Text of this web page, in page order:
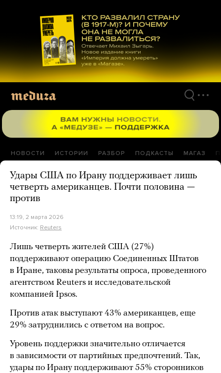
материалам
НОВОСТИ ИСТОРИИ РАЗБОР ПОДКАСТЫ МАГАЗ
Удары США по Ирану поддерживает лишь
четверть американцев. Почти половина —
против
13:19, 2 марта 2026
Источник: Reuters
Лишь четверть жителей США (27%)
поддерживают операцию Соединенных Штатов
в Иране, таковы результаты опроса, проведенного
агентством Reuters и исследовательской
компанией Ipsos.
Против атак выступают 43% американцев, еще
29% затруднились с ответом на вопрос.
Уровень поддержки значительно отличается
в зависимости от партийных предпочтений. Так,
удары по Ирану поддерживают 55% сторонников